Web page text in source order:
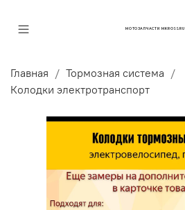
МОТОЗАПЧАСТИ MKROSS.RU
Главная
Тормозная система
Колодки электротранспорт